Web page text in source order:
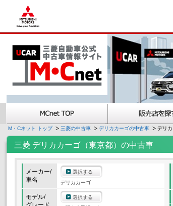
M・Cネット トップ 三菱の中古車 デリカカーゴの中古車 デリ
三菱 デリカカーゴ（東京都）の中古車
メーカー/
車名
選択する
デリカカーゴ
モデル/
選択する